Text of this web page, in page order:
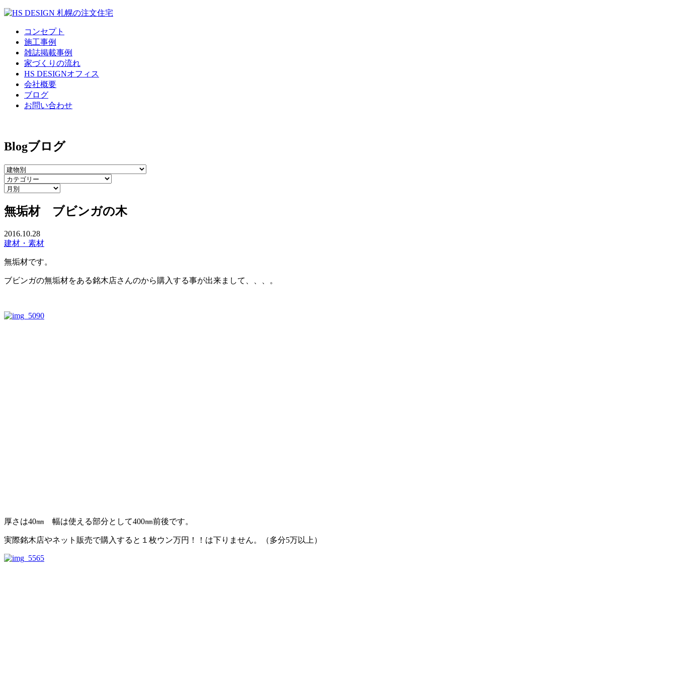
コンセプト
施工事例
雑誌掲載事例
家づくりの流れ
HS DESIGNオフィス
会社概要
ブログ
お問い合わせ
Blogブログ
無垢材 ブビンガの木
2016.10.28
建材・素材
無垢材です。
ブビンガの無垢材をある銘木店さんのから購入する事が出来まして、、、。
厚さは40㎜ 幅は使える部分として400㎜前後です。
実際銘木店やネット販売で購入すると１枚ウン万円！！は下りません。（多分5万以上）